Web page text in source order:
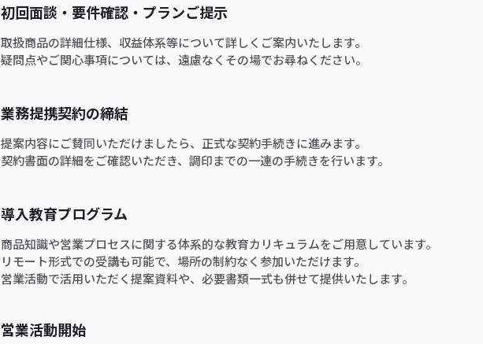
初回面談・要件確認・プランご提示
取扱商品の詳細仕様、収益体系等について詳しくご案内いたします。
疑問点やご関心事項については、遠慮なくその場でお尋ねください。
業務提携契約の締結
提案内容にご賛同いただけましたら、正式な契約手続きに進みます。
契約書面の詳細をご確認いただき、調印までの一連の手続きを行います。
導入教育プログラム
商品知識や営業プロセスに関する体系的な教育カリキュラムをご用意しています。
リモート形式での受講も可能で、場所の制約なく参加いただけます。
営業活動で活用いただく提案資料や、必要書類一式も併せて提供いたします。
営業活動開始